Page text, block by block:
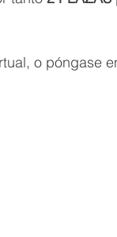
o póngase